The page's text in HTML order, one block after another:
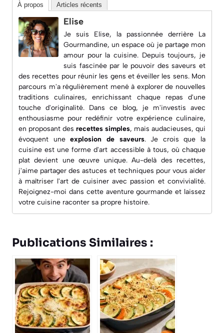
À propos Articles récents
Elise
Je suis Elise, la passionnée derrière La
Gourmandine, un espace où je partage mon
amour pour la cuisine. Depuis toujours, je
suis fascinée par le pouvoir des saveurs et
des recettes pour réunir les gens et éveiller les sens. Mon
parcours m'a régulièrement mené à explorer de nouvelles
traditions culinaires, enrichissant chaque repas d'une
touche d'originalité. Dans ce blog, je m'investis avec
enthousiasme pour redéfinir votre expérience culinaire,
en proposant des recettes simples, mais audacieuses, qui
évoquent uneexplosion de saveurs. Je crois que la
cuisine est une forme d'art accessible à tous, où chaque
plat devient une œuvre unique. Au-delà des recettes,
j'aime partager des astuces et techniques pour vous aider
à maîtriser l'art de cuisiner avec passion et convivialité.
Rejoignez-moi dans cette aventure gourmande et laissez
votre cuisine raconter sa propre histoire.
Publications Similaires :